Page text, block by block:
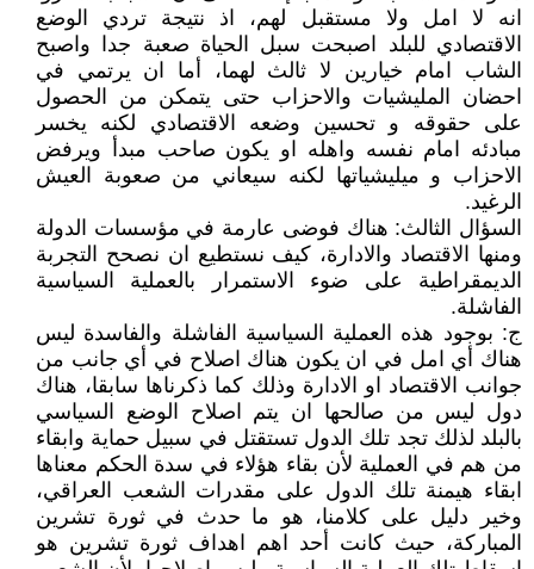
انه لا امل ولا مستقبل لهم، اذ نتيجة تردي الوضع
الاقتصادي للبلد اصبحت سبل الحياة صعبة جدا واصبح
الشاب امام خيارين لا ثالث لهما، أما ان يرتمي في
احضان المليشيات والاحزاب حتى يتمكن من الحصول
على حقوقه و تحسين وضعه الاقتصادي لكنه يخسر
مبادئه امام نفسه واهله او يكون صاحب مبدأ ويرفض
الاحزاب و ميليشياتها لكنه سيعاني من صعوبة العيش
الرغيد.
السؤال الثالث: هناك فوضى عارمة في مؤسسات الدولة
ومنها الاقتصاد والادارة، كيف نستطيع ان نصحح التجربة
الديمقراطية على ضوء الاستمرار بالعملية السياسية
الفاشلة.
ج: بوجود هذه العملية السياسية الفاشلة والفاسدة ليس
هناك أي امل في ان يكون هناك اصلاح في أي جانب من
جوانب الاقتصاد او الادارة وذلك كما ذكرناها سابقا، هناك
دول ليس من صالحها ان يتم اصلاح الوضع السياسي
بالبلد لذلك تجد تلك الدول تستقتل في سبيل حماية وابقاء
من هم في العملية لأن بقاء هؤلاء في سدة الحكم معناها
ابقاء هيمنة تلك الدول على مقدرات الشعب العراقي،
وخير دليل على كلامنا، هو ما حدث في ثورة تشرين
المباركة، حيث كانت أحد اهم اهداف ثورة تشرين هو